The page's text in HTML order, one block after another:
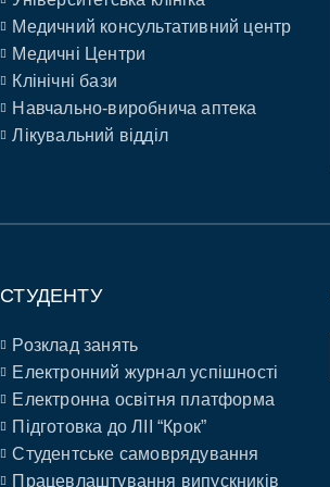
Медичний консультативний центр
Медичні Центри
Клінічні бази
Навчально-виробнича аптека
Лікувальний відділ
СТУДЕНТУ
Розклад занять
Електронний журнал успішності
Електронна освітня платформа
Підготовка до ЛІІ “Крок”
Студентське самоврядування
Працевлаштування випускників